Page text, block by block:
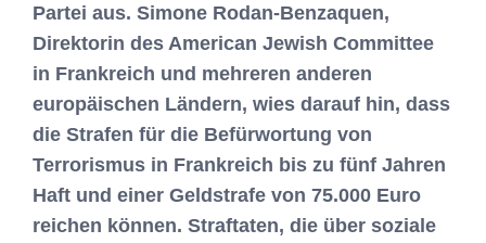
Partei aus. Simone Rodan-Benzaquen,
Direktorin des American Jewish Committee
in Frankreich und mehreren anderen
europäischen Ländern, wies darauf hin, dass
die Strafen für die Befürwortung von
Terrorismus in Frankreich bis zu fünf Jahren
Haft und einer Geldstrafe von 75.000 Euro
reichen können. Straftaten, die über soziale